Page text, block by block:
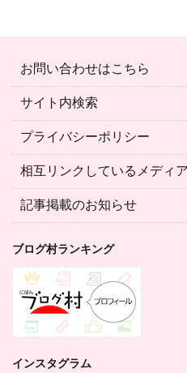
お問い合わせはこちら
サイト内検索
プライバシーポリシー
相互リンクしているメディ
記事掲載のお知らせ
ブログ村ランキング
インスタグラム